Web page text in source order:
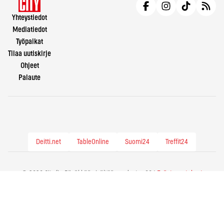
Yhteystiedot
Mediatiedot
Työpaikat
Tilaa uutiskirje
Ohjeet
Palaute
Deitti.net TableOnline Suomi24 Treffit24